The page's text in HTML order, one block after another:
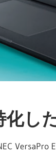
し
VersaPro